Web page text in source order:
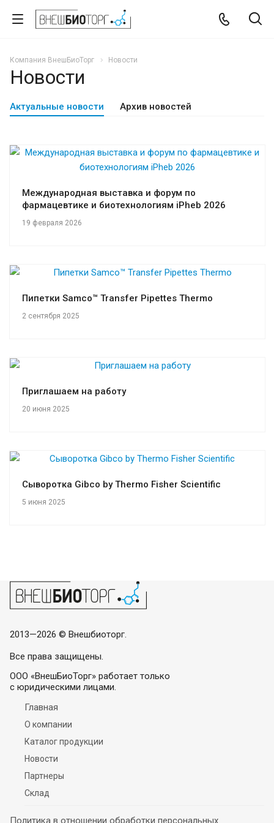
Компания ВнешБиоТорг Новости
Новости
Актуальные новости Архив новостей
Международная выставка и форум по
фармацевтике и биотехнологиям iPheb 2026
19 февраля 2026
Пипетки Samco™ Transfer Pipettes Thermo
2 сентября 2025
Приглашаем на работу
20 июня 2025
Сыворотка Gibco by Thermo Fisher Scientific
5 июня 2025
2013—2026 © Внешбиоторг.
Все права защищены.
ООО «ВнешБиоТорг» работает только
с юридическими лицами.
Главная
О компании
Каталог продукции
Новости
Партнеры
Склад
Политика в отношении обработки персональных